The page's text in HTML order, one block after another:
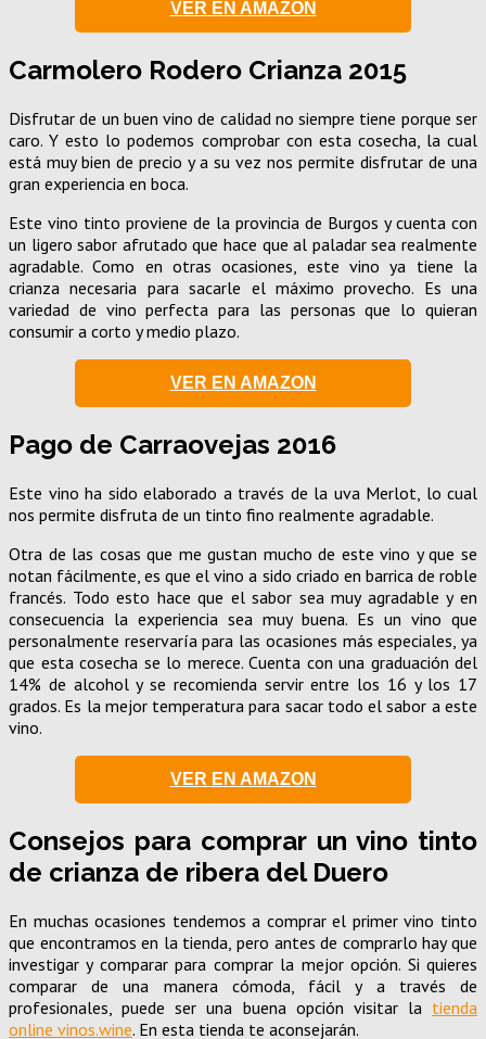
VER EN AMAZON
Carmolero Rodero Crianza 2015
Disfrutar de un buen vino de calidad no siempre tiene porque ser
caro. Y esto lo podemos comprobar con esta cosecha, la cual
está muy bien de precio y a su vez nos permite disfrutar de una
gran experiencia en boca.
Este vino tinto proviene de la provincia de Burgos y cuenta con
un ligero sabor afrutado que hace que al paladar sea realmente
agradable. Como en otras ocasiones, este vino ya tiene la
crianza necesaria para sacarle el máximo provecho. Es una
variedad de vino perfecta para las personas que lo quieran
consumir a corto y medio plazo.
VER EN AMAZON
Pago de Carraovejas 2016
Este vino ha sido elaborado a través de la uva Merlot, lo cual
nos permite disfruta de un tinto fino realmente agradable.
Otra de las cosas que me gustan mucho de este vino y que se
notan fácilmente, es que el vino a sido criado en barrica de roble
francés. Todo esto hace que el sabor sea muy agradable y en
consecuencia la experiencia sea muy buena. Es un vino que
personalmente reservaría para las ocasiones más especiales, ya
que esta cosecha se lo merece. Cuenta con una graduación del
14% de alcohol y se recomienda servir entre los 16 y los 17
grados. Es la mejor temperatura para sacar todo el sabor a este
vino.
VER EN AMAZON
Consejos para comprar un vino tinto
de crianza de ribera del Duero
En muchas ocasiones tendemos a comprar el primer vino tinto
que encontramos en la tienda, pero antes de comprarlo hay que
investigar y comparar para comprar la mejor opción. Si quieres
comparar de una manera cómoda, fácil y a través de
profesionales, puede ser una buena opción visitar la tienda
online vinos.wine. En esta tienda te aconsejarán.